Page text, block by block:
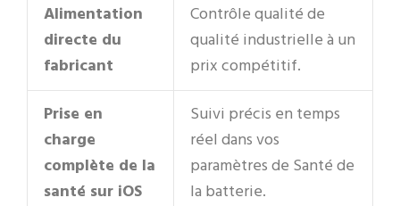
Alimentation
directe du
fabricant
Contrôle qualité de
qualité industrielle à un
prix compétitif.
Prise en
charge
complète de la
santé sur iOS
Suivi précis en temps
réel dans vos
paramètres de Santé de
la batterie.